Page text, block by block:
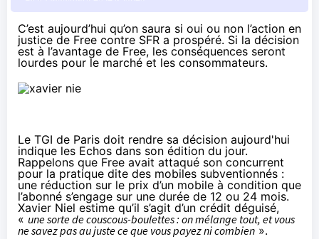
C’est aujourd’hui qu’on saura si oui ou non l’action en
justice de Free contre SFR a prospéré. Si la décision
est à l’avantage de Free, les conséquences seront
lourdes pour le marché et les consommateurs.
Le TGI de Paris doit rendre sa décision aujourd'hui
indique les Echos dans son édition du jour.
Rappelons que Free avait attaqué son concurrent
pour la pratique dite des mobiles subventionnés :
une réduction sur le prix d’un mobile à condition que
l’abonné s’engage sur une durée de 12 ou 24 mois.
Xavier Niel estime qu’il s’agit d’un crédit déguisé,
« une sorte de couscous-boulettes : on mélange tout, et vous
ne savez pas au juste ce que vous payez ni combien ».